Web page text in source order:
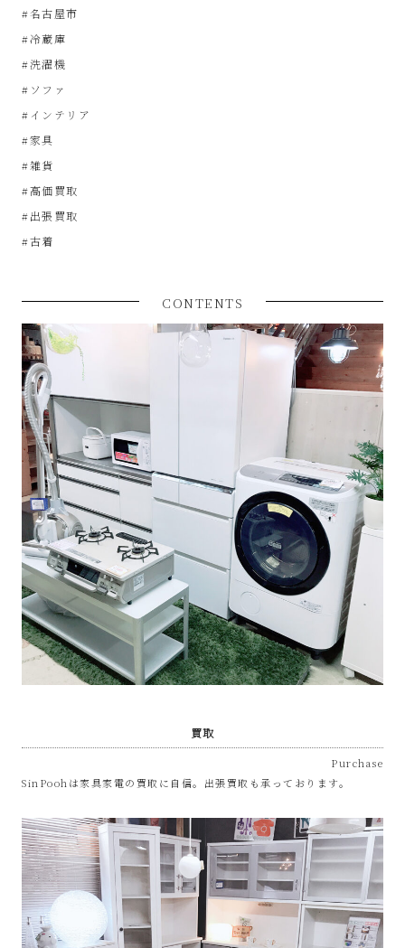
買
サ
イ
ク
品
販
売
雑
貨
屋
み
た
い
お
し
ゃ
れ
#名古屋市
#冷蔵庫
#洗濯機
#ソファ
#インテリア
#家具
#雑貨
#高価買取
#出張買取
#古着
CONTENTS
買取
Purchase
SinPoohは家具家電の買取に自信。出張買取も承っております。